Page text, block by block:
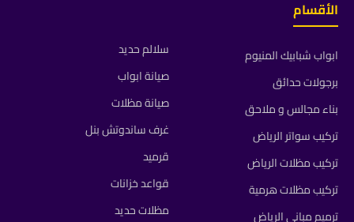
الأقسام
ابواب شبابيك المنيوم
برجولات حدائق
بناء مجالس و ملاحق
تركيب سواتر الرياض
تركيب مظلات الرياض
تركيب مظلات هرمية
ترميم مباني الرياض
سلالم حديد
صيانة ابواب
صيانة مظلات
غرف ساندوتش بنل
قرميد
قواعد خزانات
مظلات حديد